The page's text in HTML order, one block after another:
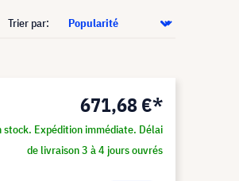
Trier par:
671,68 €*
stock. Expédition immédiate. Délai
de livraison 3 à 4 jours ouvrés